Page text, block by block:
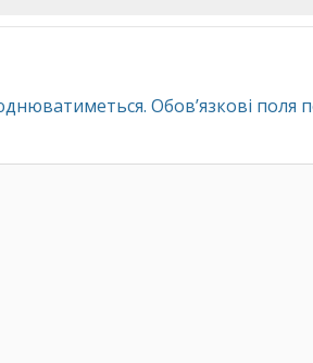
Обов’язкові поля